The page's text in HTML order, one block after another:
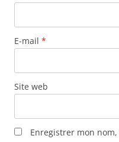
E-mail *
Site web
Enregistrer mon